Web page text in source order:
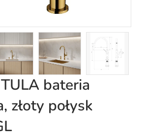
bateria
złoty połysk